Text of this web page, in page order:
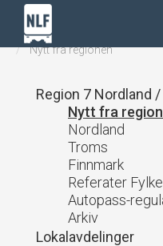
Lastebil.no
Nytt fra regionen
Region 7 Nordland
Nytt fra
Nordland
Troms
Finnmark
Referater
Autopass-
Arkiv
Lokalavdelinger